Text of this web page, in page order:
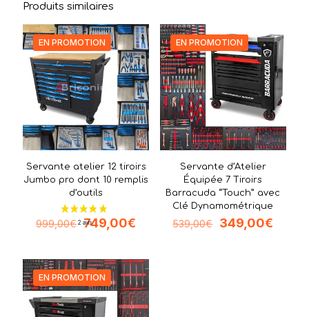
Produits similaires
EN PROMOTION
Servante atelier 12 tiroirs
Jumbo pro dont 10 remplis
d’outils
999,00€ Le
était :
999,00€.
749,00€
est :
749,00€.
EN PROMOTION
Servante d’Atelier
Équipée 7 Tiroirs
Barracuda “Touch” avec
Clé Dynamométrique
539,00€
Le
349,00€
EN PROMOTION